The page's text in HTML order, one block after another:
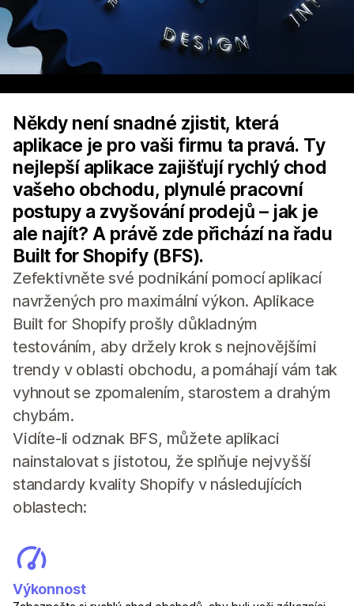
Někdy není snadné zjistit, která
aplikace je pro vaši firmu ta pravá. Ty
nejlepší aplikace zajišťují rychlý chod
vašeho obchodu, plynulé pracovní
postupy a zvyšování prodejů – jak je
ale najít? A právě zde přichází na řadu
Built for Shopify (BFS).
Zefektivněte své podnikání pomocí aplikací
navržených pro maximální výkon. Aplikace
Built for Shopify prošly důkladným
testováním, aby držely krok s nejnovějšími
trendy v oblasti obchodu, a pomáhají vám tak
vyhnout se zpomalením, starostem a drahým
chybám.
Vidíte-li odznak BFS, můžete aplikaci
nainstalovat s jistotou, že splňuje nejvyšší
standardy kvality Shopify v následujících
oblastech:
Výkonnost